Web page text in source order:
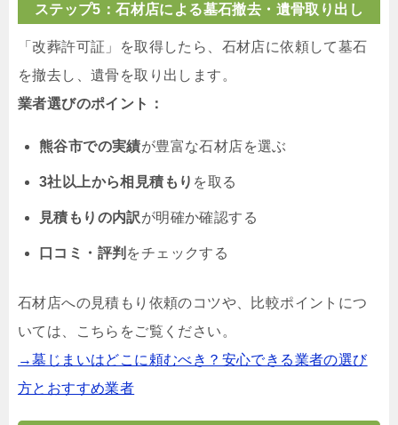
ステップ5：石材店による墓石撤去・遺骨取り出し
「改葬許可証」を取得したら、石材店に依頼して墓石
を撤去し、遺骨を取り出します。
業者選びのポイント：
熊谷市での実績が豊富な石材店を選ぶ
3社以上から相見積もり を取る
見積もりの内訳が明確か確認する
口コミ・評判 をチェックする
石材店への見積もり依頼のコツや、比較ポイントにつ
いては、こちらをご覧ください。
→墓じまいはどこに頼むべき？安心できる業者の選び
方とおすすめ業者